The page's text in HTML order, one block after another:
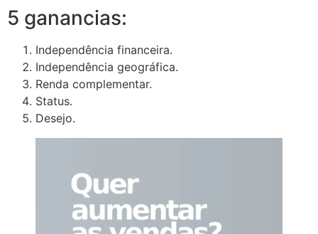
5 ganancias:
Independência financeira.
Independência geográfica.
Renda complementar.
Status.
Desejo.